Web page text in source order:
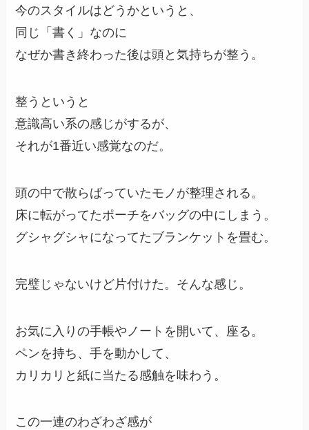
今のスタイルはどうかというと、
同じ「書く」なのに
なぜか書き終わった後は頭と気持ちが整う。
整うというと
意識高い系の感じがするが、
それが1番近い感覚なのだ。
頭の中で散らばっていたモノが整理される。
床に転がってたポーチをバッグの中にしまう。
グシャグシャになってたブランケットを畳む。
完璧じゃないけど片付けた。そんな感じ。
お気に入りの手帳やノートを開いて、座る。
ペンを持ち、手を動かして、
カリカリと紙に当たる感触を味わう。
この一連のわざわざ感が